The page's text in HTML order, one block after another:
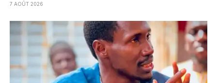
7 AOÛT 2026